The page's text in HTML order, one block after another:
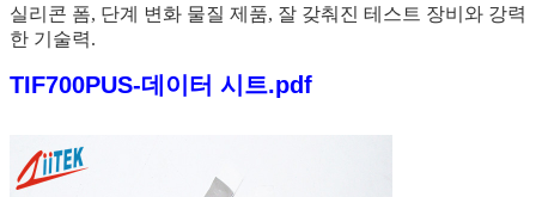
실리콘 폼, 단계 변화 물질 제품, 잘 갖춰진 테스트 장비와 강력
한 기술력.
TIF700PUS-데이터 시트.pdf